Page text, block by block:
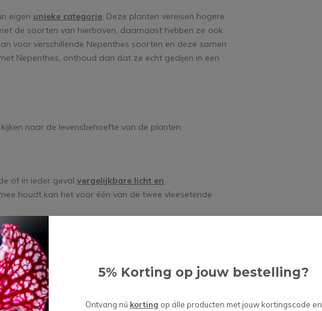
eigen unieke categorie. Deze planten vereisen hogere
de soorten van hierboven, daarnaast hebben ze ook
voor verschillende Nepenthes soorten en deze samen
Nepenthes, onthoud dan dat ze echt gedijen in een
naar de levensbehoefte van de planten.
of in ieder geval vergelijkbare licht en
houdt kan het voor één van de twee vleesetende
hebben. Bevochtig jouw vleesetende planten
osmose water, zo voorkom je dat mineralen uit
je nou geen constante luchtvochtigheid kunnen
helpen om de vochtigheid hoog te houden.
5% Korting op jouw bestelling?
Ontvang nú korting op álle producten met jouw kortingscode en